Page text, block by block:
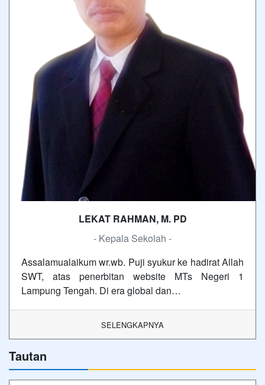
LEKAT RAHMAN, M. PD
- Kepala Sekolah -
Assalamualaikum wr.wb. Puji syukur ke hadirat Allah
SWT, atas penerbitan website MTs Negeri 1
Lampung Tengah. Di era global dan…
SELENGKAPNYA
Tautan